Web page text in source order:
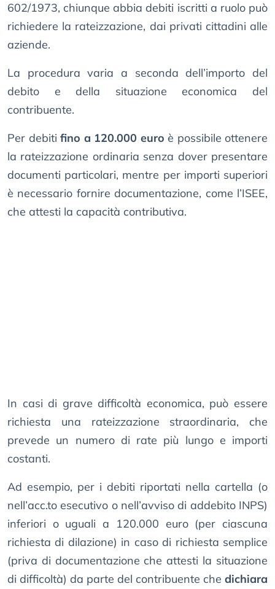
602/1973, chiunque abbia debiti iscritti a ruolo può
richiedere la rateizzazione, dai privati cittadini alle
aziende.
La procedura varia a seconda dell’importo del
debito e della situazione economica del
contribuente.
Per debiti fino a 120.000 euro è possibile ottenere
la rateizzazione ordinaria senza dover presentare
documenti particolari, mentre per importi superiori
è necessario fornire documentazione, come l’ISEE,
che attesti la capacità contributiva.
In casi di grave difficoltà economica, può essere
richiesta una rateizzazione straordinaria, che
prevede un numero di rate più lungo e importi
costanti.
Ad esempio, per i debiti riportati nella cartella (o
nell’acc.to esecutivo o nell’avviso di addebito INPS)
inferiori o uguali a 120.000 euro (per ciascuna
richiesta di dilazione) in caso di richiesta semplice
(priva di documentazione che attesti la situazione
di difficoltà) da parte del contribuente che dichiara